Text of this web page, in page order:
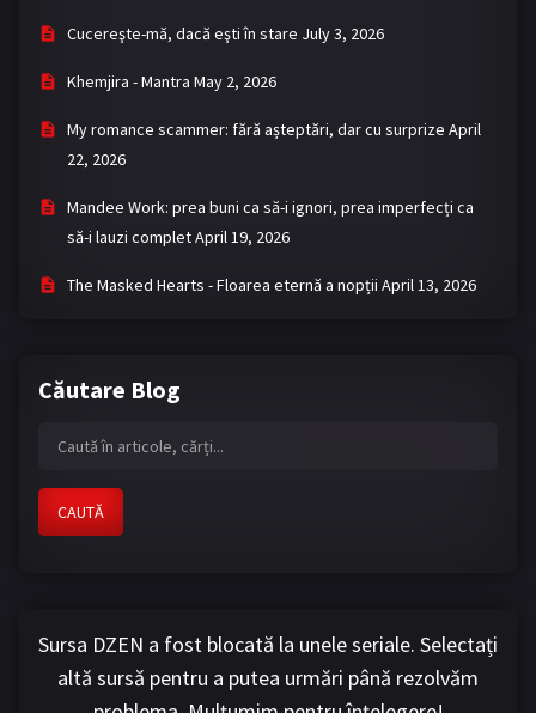
Cucereşte-mă, dacă eşti în stare July 3, 2026
Khemjira - Mantra May 2, 2026
My romance scammer: fără așteptări, dar cu surprize April
22, 2026
Mandee Work: prea buni ca să-i ignori, prea imperfecți ca
să-i lauzi completApril 19, 2026
The Masked Hearts - Floarea eternă a nopții April 13, 2026
Căutare Blog
CAUTĂ
Sursa DZEN a fost blocată la unele seriale. Selectați
altă sursă pentru a putea urmări până rezolvăm